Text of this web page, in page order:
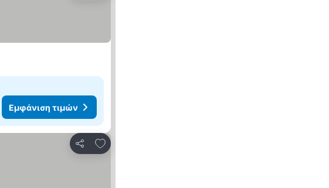
Εμφάνιση τιμών
Κοινοποίηση
Προσθήκη στα αγαπημένα